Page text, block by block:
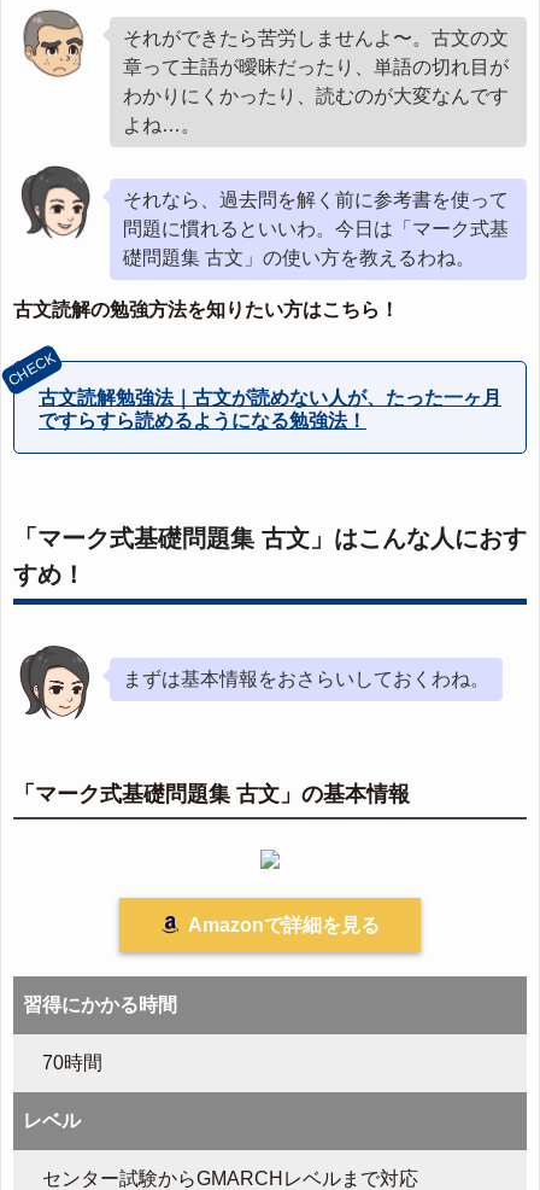
それができたら苦労しませんよ〜。古文の文
章って主語が曖昧だったり、単語の切れ目が
わかりにくかったり、読むのが大変なんです
よね…。
それなら、過去問を解く前に参考書を使って
問題に慣れるといいわ。今日は「マーク式基
礎問題集 古文」の使い方を教えるわね。
古文読解の勉強方法を知りたい方はこちら！
古文読解勉強法｜古文が読めない人が、たった一ヶ月
ですらすら読めるようになる勉強法！
「マーク式基礎問題集 古文」はこんな人におす
すめ！
まずは基本情報をおさらいしておくわね。
「マーク式基礎問題集 古文」の基本情報
Amazonで詳細を見る
習得にかかる時間
70時間
レベル
センター試験からGMARCHレベルまで対応